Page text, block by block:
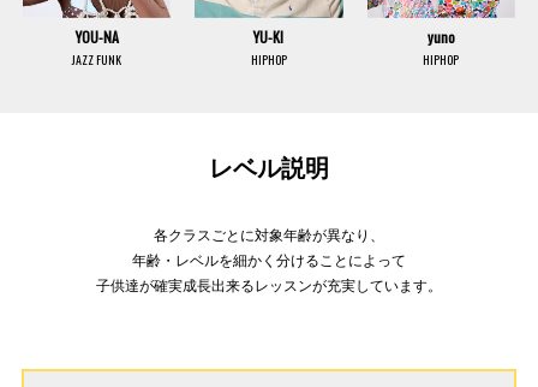
YOU-NA
JAZZ FUNK
YU-KI
HIPHOP
yuno
HIPHOP
レベル説明
各クラスごとに対象年齢が異なり、
年齢・レベルを細かく分けることによって
子供達が確実成長出来るレッスンが充実しています。